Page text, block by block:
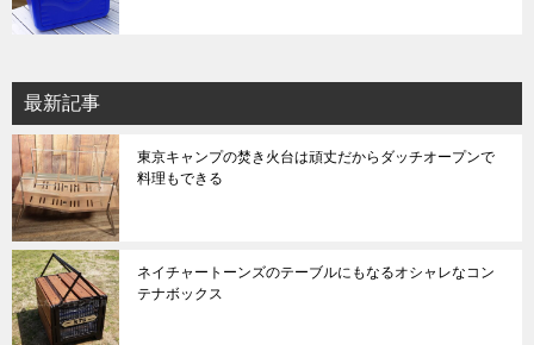
最新記事
東京キャンプの焚き火台は頑丈だからダッチオープンで
料理もできる
ネイチャートーンズのテーブルにもなるオシャレなコン
テナボックス